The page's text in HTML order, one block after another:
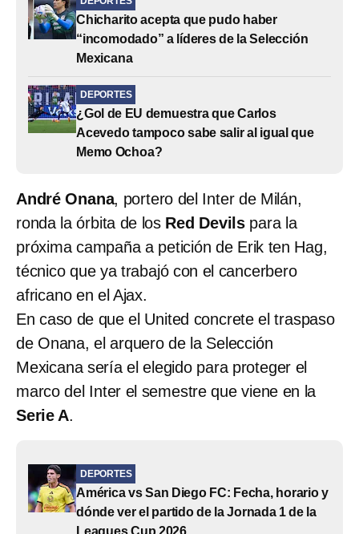
Chicharito acepta que pudo haber
“incomodado” a líderes de la Selección
Mexicana
DEPORTES
¿Gol de EU demuestra que Carlos
Acevedo tampoco sabe salir al igual que
Memo Ochoa?
André Onana, portero del Inter de Milán,
ronda la órbita de los Red Devils para la
próxima campaña a petición de Erik ten Hag,
técnico que ya trabajó con el cancerbero
africano en el Ajax.
En caso de que el United concrete el traspaso
de Onana, el arquero de la Selección
Mexicana sería el elegido para proteger el
marco del Inter el semestre que viene en la
Serie A.
DEPORTES
América vs San Diego FC: Fecha, horario y
dónde ver el partido de la Jornada 1 de la
Leagues Cup 2026